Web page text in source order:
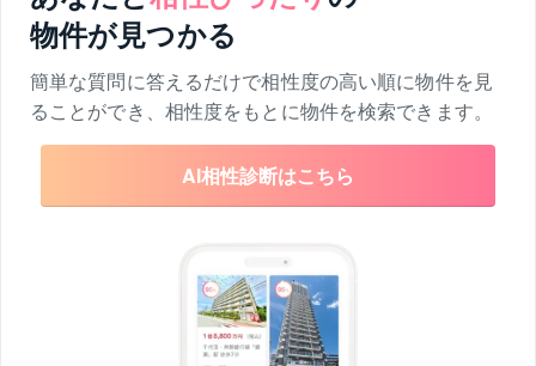
物件が見つかる
簡単な質問に答えるだけで相性度の高い順に物件を 見
ることができ、相性度をもとに物件を検索できます。
AI相性診断はこちら